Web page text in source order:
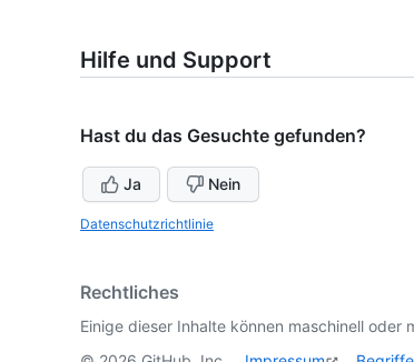
Hilfe und Support
Hast du das Gesuchte gefunden?
Ja Nein
Datenschutzrichtlinie
Rechtliches
Einige dieser Inhalte können maschinell oder